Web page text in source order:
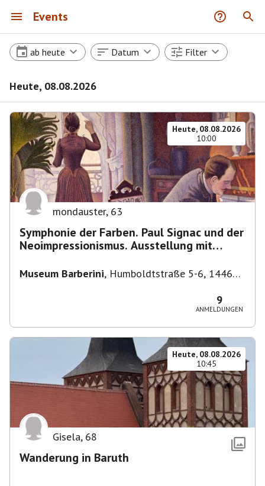
Events
ab heute Datum Filter
Heute, 08.08.2026
Heute, 08.08.2026
10:00
mondauster, 63
Symphonie der Farben. Paul Signac und der
Neoimpressionismus. Ausstellung mit
Museum Barberini, Humboldtstraße 5-6, 14467
9
ANMELDUNGEN
Heute, 08.08.2026
10:45
Gisela, 68
Wanderung in Baruth